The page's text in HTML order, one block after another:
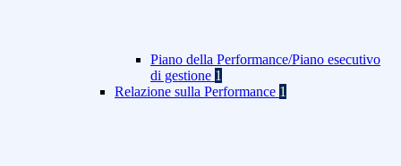
Piano della Performance/Piano esecutivo
di gestione 1
Relazione sulla Performance 1